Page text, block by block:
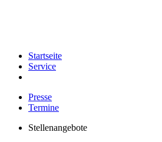
Startseite
Service
Presse
Termine
Stellenangebote